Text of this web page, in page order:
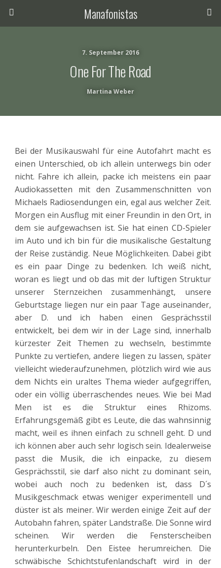
Manafonistas
7. September 2016
One For The Road
Martina Weber
Bei der Musikauswahl für eine Autofahrt macht es
einen Unterschied, ob ich allein unterwegs bin oder
nicht. Fahre ich allein, packe ich meistens ein paar
Audiokassetten mit den Zusammenschnitten von
Michaels Radiosendungen ein, egal aus welcher Zeit.
Morgen ein Ausflug mit einer Freundin in den Ort, in
dem sie aufgewachsen ist. Sie hat einen CD-Spieler
im Auto und ich bin für die musikalische Gestaltung
der Reise zuständig. Neue Möglichkeiten. Dabei gibt
es ein paar Dinge zu bedenken. Ich weiß nicht,
woran es liegt und ob das mit der luftigen Struktur
unserer Sternzeichen zusammenhängt, unsere
Geburtstage liegen nur ein paar Tage auseinander,
aber D. und ich haben einen Gesprächsstil
entwickelt, bei dem wir in der Lage sind, innerhalb
kürzester Zeit Themen zu wechseln, bestimmte
Punkte zu vertiefen, andere liegen zu lassen, später
vielleicht wiederaufzunehmen, plötzlich wird wie aus
dem Nichts ein uraltes Thema wieder aufgegriffen,
oder ein völlig überraschendes neues. Wie bei Mad
Men ist es die Struktur eines Rhizoms.
Erfahrungsgemäß gibt es Leute, die das wahnsinnig
macht, weil es ihnen einfach zu schnell geht. D und
ich können aber auch sehr logisch sein. Idealerweise
passt die Musik, die ich einpacke, zu diesem
Gesprächsstil, sie darf also nicht zu dominant sein,
wobei auch noch zu bedenken ist, dass D´s
Musikgeschmack etwas weniger experimentell und
düster ist als meiner. Wir werden einige Zeit auf der
Autobahn fahren, später Landstraße. Die Sonne wird
scheinen. Wir werden die Fensterscheiben
herunterkurbeln. Den Eistee herumreichen. Die
schwäbische Schichtstufenlandschaft wird in der